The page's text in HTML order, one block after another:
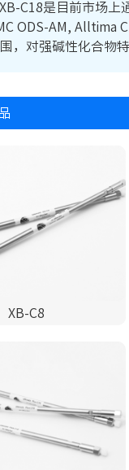
C18是目前市场上
ODS-AM, Alltima
，对强碱性化合物
XB-C8